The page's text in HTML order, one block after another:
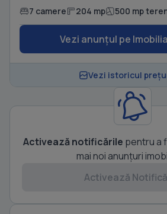
7 camere 204 mp 500 mp
Vezi anunțul pe
Vezi istoricul
Activează notificările pentru a
mai noi anunțuri
Activează